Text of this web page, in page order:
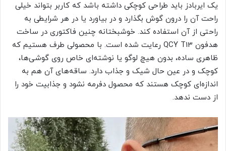
یک ایربادز باید طراحی کوچکی داشته باشد که کاربر بتواند خیلی
راحت آن را درون گوش بگذارد و در بیاورد یا در هر شرایطی به
راحتی از آن استفاده کند. خوشبختانه چنین فاکتوری در ساخت
هدفون QCY T13 رعایت شده است. با محصولی طرف هستیم که
ظاهری ساده، بدون هیچ لوگو یا نوشته‌ای خاص روی گوشی‌ها،
کوچک و در عین حال شیک و جذاب دارد. ساقه‌های آن هم به
اندازه‌ای کوچک هستند که محصول دفرمه نشود و جذابیت خود را
از دست ندهد.